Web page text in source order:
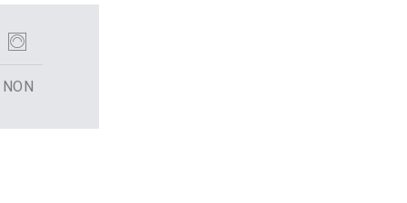
NON